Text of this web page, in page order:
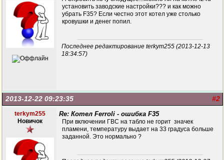
установить заводские настройки??? и как можно
убрать F35? Если честно этот котел уже столько
кровушки и денег попил.
Последнее редактирование terkym255 (2013-12-13
18:34:57)
#2
2013-12-22 09:23:35
terkym255
Новичок
Re: Котел Ferroli - ошибка F35
При включении ГВС на табло не горит значек
пламени, температуру выдает на 33 градуса больше
заданной. Это нормально ?